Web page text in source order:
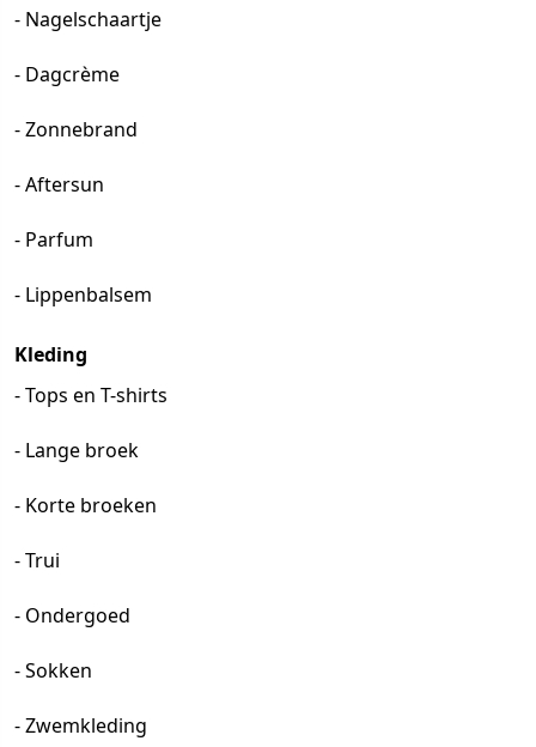
- Nagelschaartje
- Dagcrème
- Zonnebrand
- Aftersun
- Parfum
- Lippenbalsem
Kleding
- Tops en T-shirts
- Lange broek
- Korte broeken
- Trui
- Ondergoed
- Sokken
- Zwemkleding